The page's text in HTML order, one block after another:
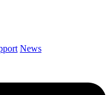
News